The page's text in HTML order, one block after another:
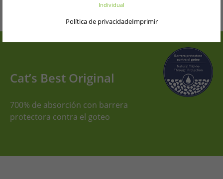
PORTUGUÊS
ITALIANO
ESPAÑOL
Cat’s Best Original
700% de absorción con barrera
protectora contra el goteo
Individual
Política de privacidadeImprimir